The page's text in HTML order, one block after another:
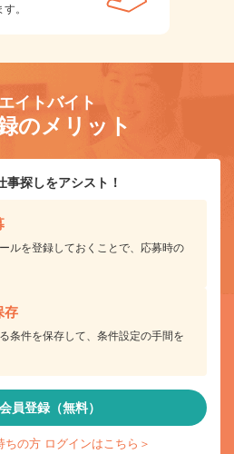
。
イトバイト
のメリット
探しをアシスト！
ルを登録しておくことで、応募時の
存
条件を保存して、条件設定の手間を
員登録（無料）
ちの方 ログインはこちら＞